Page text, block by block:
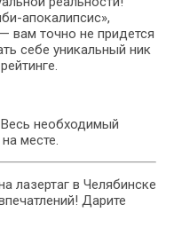
апокалипсис»,
вам точно не придется
себе уникальный ник
необходимый
месте.
лазертаг в Челябинске
Дарите